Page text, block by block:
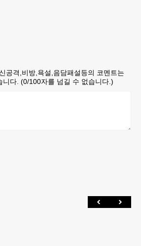
공격,비방,욕설,음담패설등의 코멘트는
니다. (0/100자를 넘길 수 없습니다.)